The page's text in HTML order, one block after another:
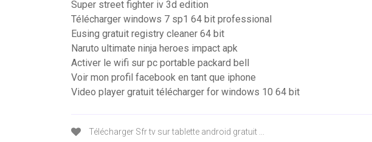
Super street fighter iv 3d edition
Télécharger windows 7 sp1 64 bit professional
Eusing gratuit registry cleaner 64 bit
Naruto ultimate ninja heroes impact apk
Activer le wifi sur pc portable packard bell
Voir mon profil facebook en tant que iphone
Video player gratuit télécharger for windows 10 64 bit
Télécharger Sfr tv sur tablette android gratuit ...